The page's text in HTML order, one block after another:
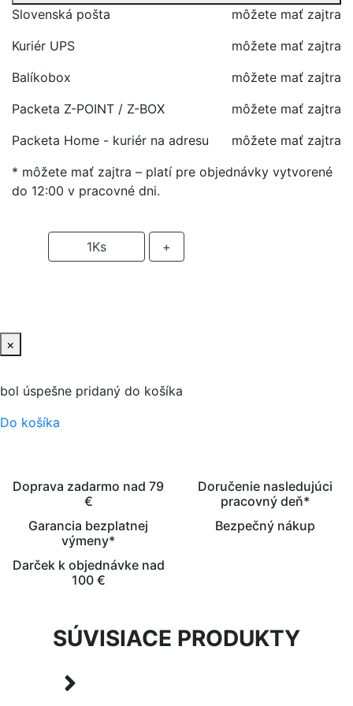
Slovenská pošta
môžete mať zajtra
Kuriér UPS
môžete mať zajtra
Balíkobox
môžete mať zajtra
Packeta Z-POINT / Z-BOX
môžete mať zajtra
Packeta Home - kuriér na adresu
môžete mať zajtra
* môžete mať zajtra – platí pre objednávky vytvorené
do 12:00 v pracovné dni.
1Ks +
×
bol úspešne pridaný do košíka
Do košíka
Doprava zadarmo nad 79
€
Doručenie nasledujúci
pracovný deň*
Garancia bezplatnej
výmeny*
Bezpečný nákup
Darček k objednávke nad
100 €
SÚVISIACE PRODUKTY